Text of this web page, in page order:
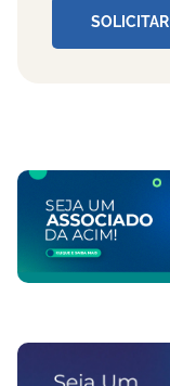
SOLICITAR